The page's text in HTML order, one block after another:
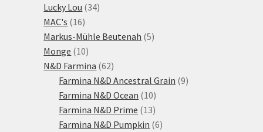
Lucky Lou 3434
MAC's 1616
produktů
Markus-Mühle Beutenah 55
Monge 1010
produktů
N&D Farmina 6262
produktů
Farmina N&D Ancestral Grain 99
Farmina N&D Ocean 1010
produktů
Farmina N&D Prime 1313
produktů
Farmina N&D Pumpkin 66